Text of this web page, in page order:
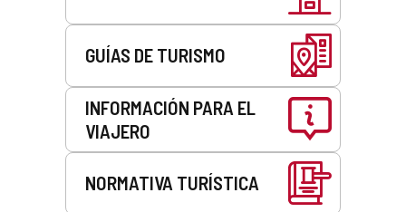
GUÍAS DE TURISMO
INFORMACIÓN PARA EL
VIAJERO
NORMATIVA TURÍSTICA